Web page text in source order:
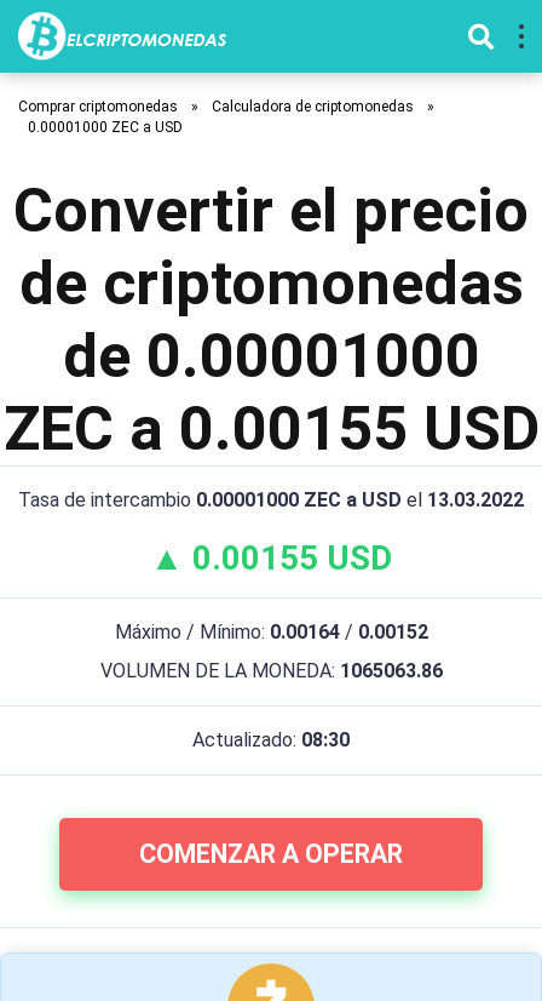
Comprar criptomonedas » Calculadora de criptomonedas
»
0.00001000 ZEC a USD
Convertir el precio
de criptomonedas
de 0.00001000
ZEC a 0.00155 USD
Tasa de intercambio 0.00001000 ZEC a USD el 13.03.2022
▲ 0.00155 USD
Máximo / Mínimo: 0.00164/ 0.00152
VOLUMEN DE LA MONEDA: 1065063.86
Actualizado: 08:30
COMENZAR A OPERAR